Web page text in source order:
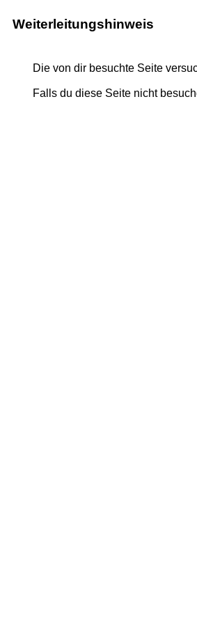
Weiterleitungshinweis
Die von dir besuchte Seite
Falls du diese Seite nicht